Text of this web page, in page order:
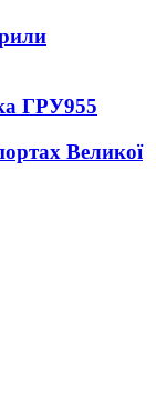
ГРУ955
Великої